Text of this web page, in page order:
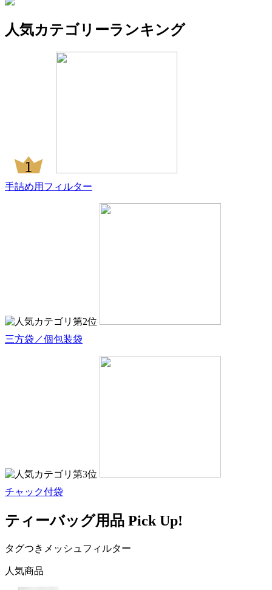
人気カテゴリーランキング
手詰め用フィルター
三方袋／個包装袋
チャック付袋
ティーバッグ用品 Pick Up!
タグつきメッシュフィルター
人気商品